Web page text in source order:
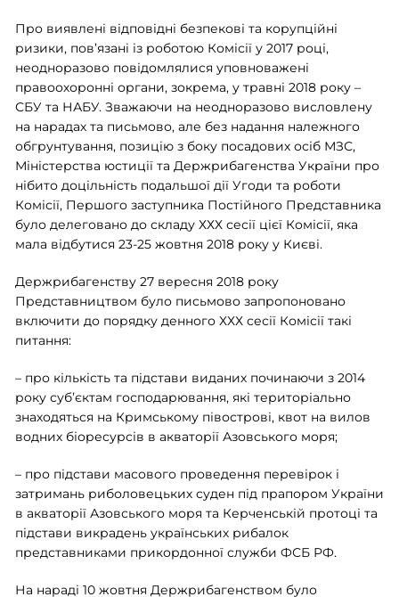
Про виявлені відповідні безпекові та корупційні
ризики, пов’язані із роботою Комісії у 2017 році,
неодноразово повідомлялися уповноважені
правоохоронні органи, зокрема, у травні 2018 року –
СБУ та НАБУ. Зважаючи на неодноразово висловлену
на нарадах та письмово, але без надання належного
обгрунтування, позицію з боку посадових осіб МЗС,
Міністерства юстиції та Держрибагенства України про
нібито доцільність подальшої дії Угоди та роботи
Комісії, Першого заступника Постійного Представника
було делеговано до складу ХХХ сесії цієї Комісії, яка
мала відбутися 23-25 жовтня 2018 року у Києві.
Держрибагенству 27 вересня 2018 року
Представництвом було письмово запропоновано
включити до порядку денного ХХХ сесії Комісії такі
питання:
– про кількість та підстави виданих починаючи з 2014
року суб’єктам господарювання, які територіально
знаходяться на Кримському півострові, квот на вилов
водних біоресурсів в акваторії Азовського моря;
– про підстави масового проведення перевірок і
затримань риболовецьких суден під прапором України
в акваторії Азовського моря та Керченській протоці та
підстави викрадень українських рибалок
представниками прикордонної служби ФСБ РФ.
На нараді 10 жовтня Держрибагенством було